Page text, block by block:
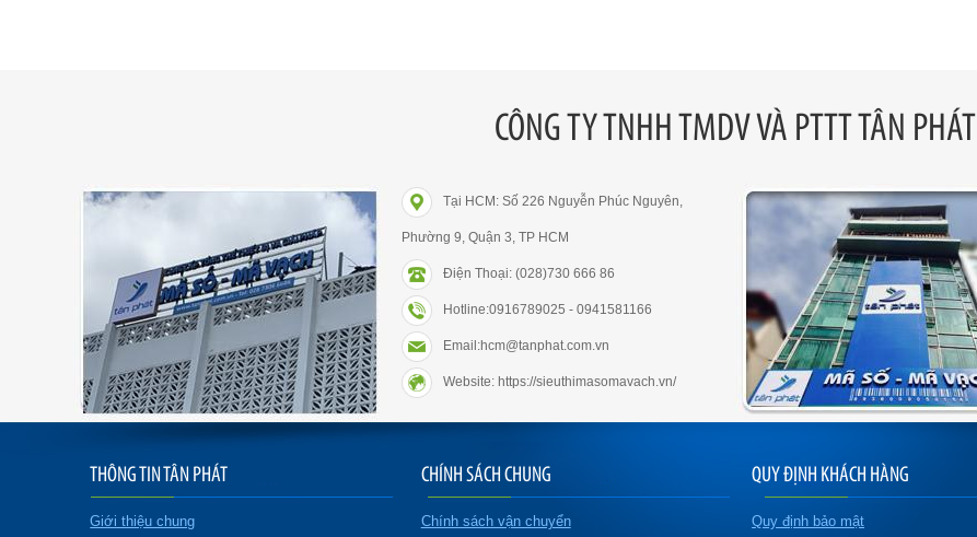
CÔNG TY TNHH TMDV VÀ PTTT TÂN PHÁT
Tại HCM: Số 226 Nguyễn Phúc Nguyên,
Phường 9, Quận 3, TP HCM
Điện Thoại: (028)730 666 86
Hotline:0916789025 - 0941581166
Email:hcm@tanphat.com.vn
Website: https://sieuthimasomavach.vn/
THÔNG TIN TÂN PHÁT
Giới thiệu chung
CHÍNH SÁCH CHUNG
Chính sách vận chuyển
QUY ĐỊNH KHÁCH HÀNG
Quy định bảo mật